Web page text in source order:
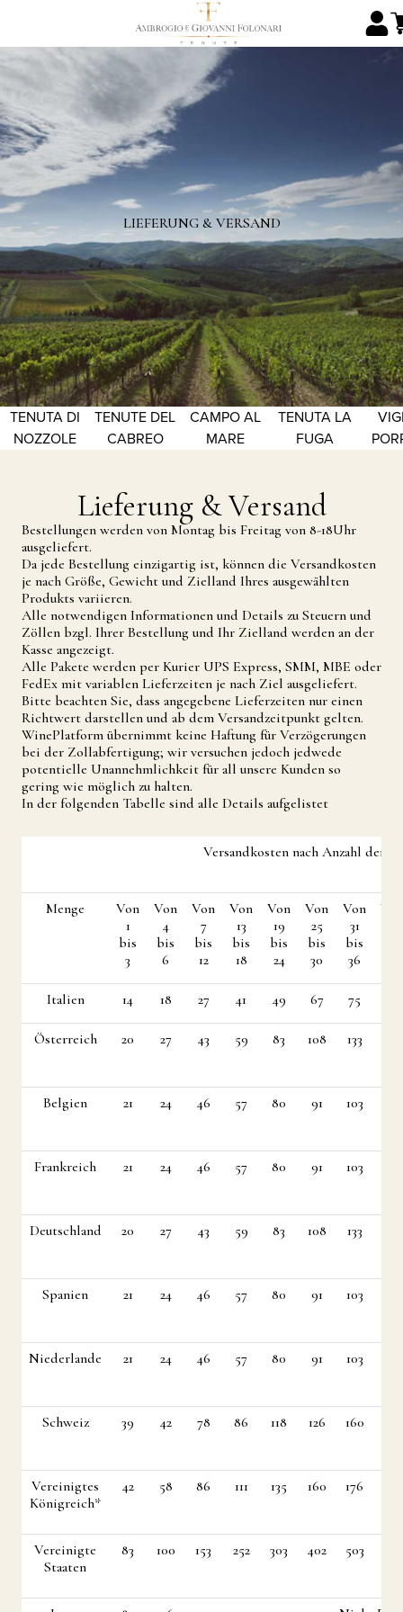
LIEFERUNG & VERSAND
TENUTA DI
NOZZOLE
TENUTE DEL
CABREO
CAMPO AL
MARE
TENUTA LA
FUGA
Lieferung & Versand
Bestellungen werden von Montag bis Freitag von 8-18Uhr
ausgeliefert.
Da jede Bestellung einzigartig ist, können die Versandkosten
je nach Größe, Gewicht und Zielland Ihres ausgewählten
Produkts variieren.
Alle notwendigen Informationen und Details zu Steuern und
Zöllen bzgl. Ihrer Bestellung und Ihr Zielland werden an der
Kasse angezeigt.
Alle Pakete werden per Kurier UPS Express, SMM, MBE oder
FedEx mit variablen Lieferzeiten je nach Ziel ausgeliefert.
Bitte beachten Sie, dass angegebene Lieferzeiten nur einen
Richtwert darstellen und ab dem Versandzeitpunkt gelten.
WinePlatform übernimmt keine Haftung für Verzögerungen
bei der Zollabfertigung; wir versuchen jedoch jedwede
potentielle Unannehmlichkeit für all unsere Kunden so
gering wie möglich zu halten.
In der folgenden Tabelle sind alle Details aufgelistet
Versandkosten nach Anzahl der
Menge
Von
1
bis
3
Von
4
bis
6
Von
7
bis
12
Von
13
bis
18
Von
19
bis
24
Von
25
bis
30
Von
31
bis
36
Von
Italien 14 18 27 41 49 67 75
Österreich 20 27 43 59 83 108 133
Belgien 21 24 46 57 80 91 103
Frankreich 21 24 46 57 80 91 103
Deutschland 20 27 43 59 83 108 133
Spanien 21 24 46 57 80 91 103
Niederlande 21 24 46 57 80 91 103
Schweiz 39 42 78 86 118 126 160
Vereinigtes
Königreich*
42 58 86 111 135 160 176
Vereinigte
Staaten
83 100 153 252 303 402 503